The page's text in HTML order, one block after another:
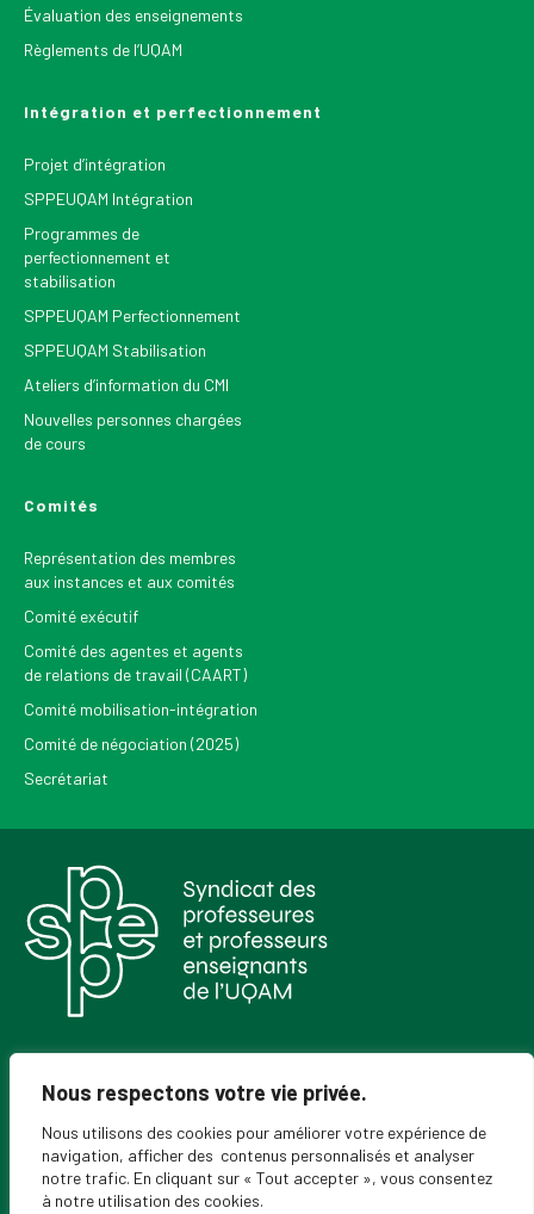
Nous respectons votre vie privée.
Nous utilisons des cookies pour améliorer votre expérience de
navigation, afficher des contenus personnalisés et analyser
notre trafic. En cliquant sur « Tout accepter », vous consentez
à notre utilisation des cookies.
Évaluation des enseignements
Règlements de l’UQAM
Intégration et perfectionnement
Projet d’intégration
SPPEUQAM Intégration
Programmes de
perfectionnement et
stabilisation
SPPEUQAM Perfectionnement
SPPEUQAM Stabilisation
Ateliers d’information du CMI
Nouvelles personnes chargées
de cours
Comités
Représentation des membres
aux instances et aux comités
Comité exécutif
Comité des agentes et agents
de relations de travail (CAART)
Comité mobilisation-intégration
Comité de négociation (2025)
Secrétariat